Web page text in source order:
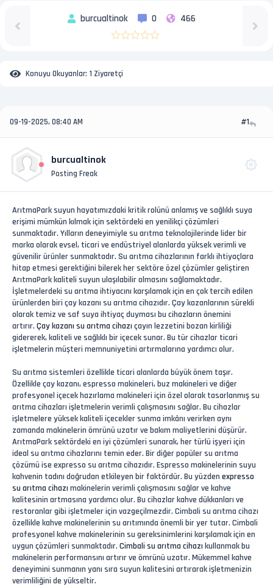
burcualtinok 0 466
Konuyu Okuyanlar: 1 Ziyaretçi
09-19-2025, 08:40 AM #1
burcualtinok
Posting Freak
ArıtmaPark suyun hayatımızdaki kritik rolünü anlamış ve sağlıklı suya
erişimi mümkün kılmak için sektördeki en yenilikçi çözümleri
sunmaktadır. Yılların deneyimiyle su arıtma teknolojilerinde lider bir
marka olarak evsel, ticari ve endüstriyel alanlarda yüksek verimli ve
güvenilir ürünler sunmaktadır. Su arıtma cihazlarının farklı ihtiyaçlara
hitap etmesi gerektiğini bilerek her sektöre özel çözümler geliştiren
ArıtmaPark kaliteli suyun ulaşılabilir olmasını sağlamaktadır.
İşletmelerdeki su arıtma ihtiyacını karşılamak için en çok tercih edilen
ürünlerden biri çay kazanı su arıtma cihazıdır. Çay kazanlarının sürekli
olarak temiz ve saf suya ihtiyaç duyması bu cihazların önemini
artırır. Çay kazanı su arıtma cihazı çayın lezzetini bozan kirliliği
gidererek, kaliteli ve sağlıklı bir içecek sunar. Bu tür cihazlar ticari
işletmelerin müşteri memnuniyetini artırmalarına yardımcı olur.
Su arıtma sistemleri özellikle ticari alanlarda büyük önem taşır.
Özellikle çay kazanı, espresso makineleri, buz makineleri ve diğer
profesyonel içecek hazırlama makineleri için özel olarak tasarlanmış su
arıtma cihazları işletmelerin verimli çalışmasını sağlar. Bu cihazlar
işletmelere yüksek kaliteli içecekler sunma imkânı verirken aynı
zamanda makinelerin ömrünü uzatır ve bakım maliyetlerini düşürür.
ArıtmaPark sektördeki en iyi çözümleri sunarak, her türlü işyeri için
ideal su arıtma cihazlarını temin eder. Bir diğer popüler su arıtma
çözümü ise expresso su arıtma cihazıdır. Espresso makinelerinin suyu
kahvenin tadını doğrudan etkileyen bir faktördür. Bu yüzden expresso
su arıtma cihazı makinelerin verimli çalışmasını sağlar ve kahve
kalitesinin artmasına yardımcı olur. Bu cihazlar kahve dükkanları ve
restoranlar gibi işletmeler için vazgeçilmezdir. Cimbali su arıtma cihazı
özellikle kahve makinelerinin su arıtımında önemli bir yer tutar. Cimbali
profesyonel kahve makinelerinin su gereksinimlerini karşılamak için en
uygun çözümleri sunmaktadır. Cimbali su arıtma cihazı kullanmak bu
makinelerin performansını artırır ve ömrünü uzatır. Mükemmel kahve
deneyimini sunmanın yanı sıra suyun kalitesini artırarak işletmenizin
verimliliğini de yükseltir.